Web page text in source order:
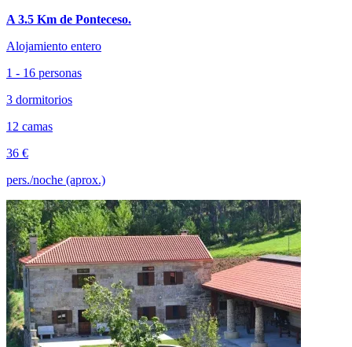
A 3.5 Km de Ponteceso.
Alojamiento entero
1 - 16 personas
3 dormitorios
12 camas
36 €
pers./noche (aprox.)